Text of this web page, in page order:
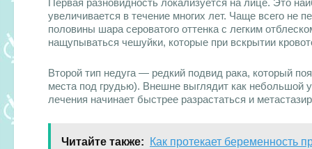
Первая разновидность локализуется на лице. Это
увеличивается в течение многих лет. Чаще всего не
половины шара сероватого оттенка с легким
нащупываться чешуйки, которые при вскрытии
Второй тип недуга — редкий подвид рака, который
места под грудью). Внешне выглядит как небольшой
лечения начинает быстрее разрастаться и
Читайте также: Как протекает беременность